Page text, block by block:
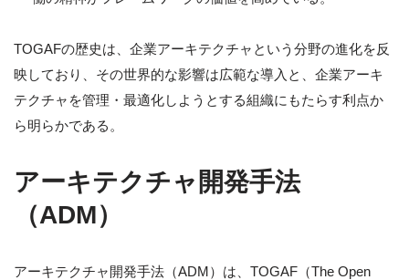
TOGAFの歴史は、企業アーキテクチャという分野の進化を反
映しており、その世界的な影響は広範な導入と、企業アーキ
テクチャを管理・最適化しようとする組織にもたらす利点か
ら明らかである。
アーキテクチャ開発手法
（ADM）
アーキテクチャ開発手法（ADM）は、TOGAF（The Open